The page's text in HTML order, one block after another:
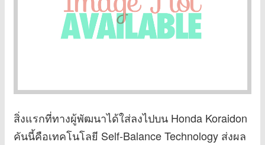
สิ่งแรกที่ทางผู้พัฒนาได้ใส่ลงไปบน Honda Koraidon
คันนี้คือเทคโนโลยี Self-Balance Technology ส่งผล